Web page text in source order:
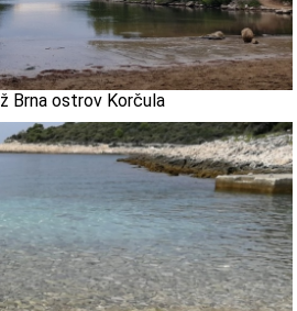
Brna ostrov Korčula